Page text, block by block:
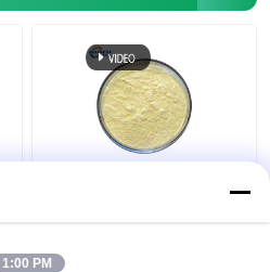
506-32-1 शुद्ध पौधों का अर्क
1:00 PM